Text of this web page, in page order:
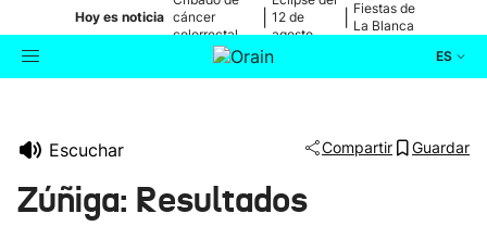
Hoy es noticia cáncer
colorrectal
12 de
agosto
Fiestas de
La Blanca
ES
Escuchar Compartir Guardar
Zúñiga: Resultados